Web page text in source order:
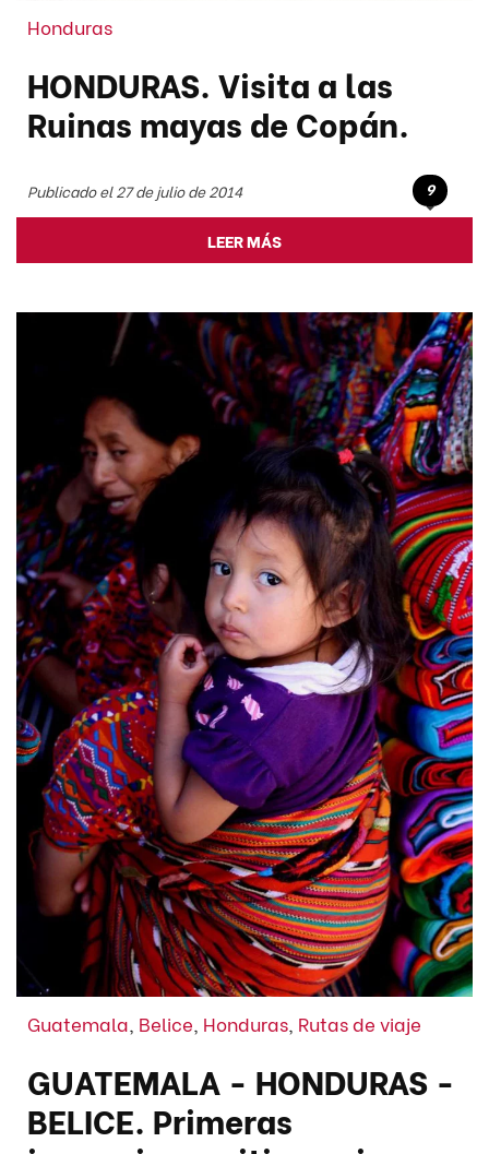
Honduras
HONDURAS. Visita a las
Ruinas mayas de Copán.
Publicado el 27 de julio de 2014 9
LEER MÁS
Guatemala, Belice, Honduras, Rutas de viaje
GUATEMALA - HONDURAS -
BELICE. Primeras